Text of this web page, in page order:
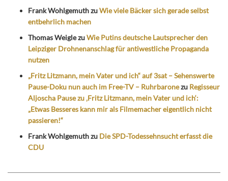
Frank WohlgemuthzuWie viele Bäcker sich gerade selbst
entbehrlich machen
Thomas WeiglezuWie Putins deutsche Lautsprecher den
Leipziger Drohnenanschlag für antiwestliche Propaganda
nutzen
„Fritz Litzmann, mein Vater und ich“ auf 3sat – Sehenswerte
Pause-Doku nun auch im Free-TV – Ruhrbaronezu Regisseur
Aljoscha Pause zu ‚Fritz Litzmann, mein Vater und ich‘:
„Etwas Besseres kann mir als Filmemacher eigentlich nicht
passieren!“
Frank Wohlgemuthzu Die SPD-Todessehnsucht erfasst die
CDU